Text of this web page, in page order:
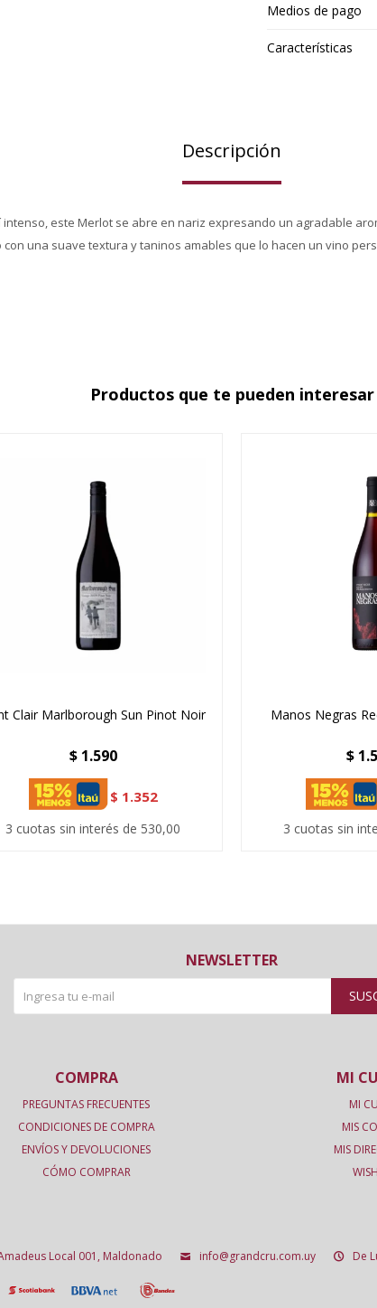
Medios de pago
Características
Descripción
intenso, este Merlot se abre en nariz expresando un agradable
una suave textura y taninos amables que lo hacen un vino
Productos que te pueden interesar
Clair Marlborough Sun Pinot Noir
$ 1.590
$ 1.352
3 cuotas sin interés de 530,00
Manos Negras
$
3 cuotas sin
NEWSLETTER
Local 001, Maldonado info@grandcru.com.uy De
COMPRA
PREGUNTAS FRECUENTES
CONDICIONES DE COMPRA
ENVÍOS Y DEVOLUCIONES
CÓMO COMPRAR
MI
MI
MIS
MIS